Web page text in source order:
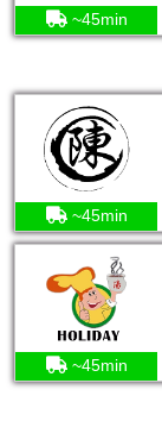
~45min
~45min
~45min